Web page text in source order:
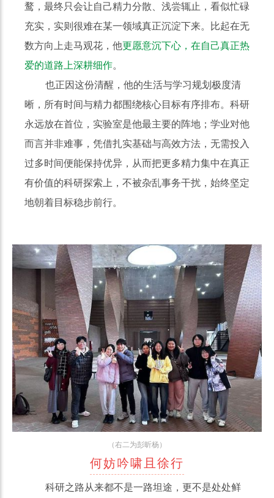
鹜，最终只会让自己精力分散、浅尝辄止，看似忙碌
充实，实则很难在某一领域真正沉淀下来。比起在无
数方向上走马观花，他更愿意沉下心，在自己真正热
爱的道路上深耕细作。
也正因这份清醒，他的生活与学习规划极度清
晰，所有时间与精力都围绕核心目标有序排布。科研
永远放在首位，实验室是他最主要的阵地；学业对他
而言并非难事，凭借扎实基础与高效方法，无需投入
过多时间便能保持优异，从而把更多精力集中在真正
有价值的科研探索上，不被杂乱事务干扰，始终坚定
地朝着目标稳步前行。
（右二为彭昕杨）
何妨吟啸且徐行
科研之路从来都不是一路坦途，更不是处处鲜